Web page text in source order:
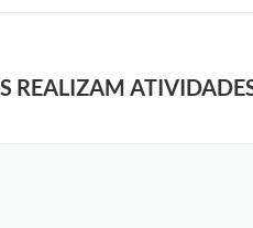
REALIZAM